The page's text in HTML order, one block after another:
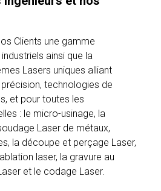
Clients une gamme
ainsi que la
Lasers uniques alliant
technologies de
et pour toutes les
: le micro-usinage, la
Laser de métaux,
la découpe et perçage Laser,
laser, la gravure au
et le codage Laser.